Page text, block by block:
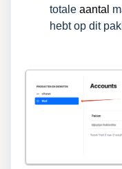
totale aantal
hebt op dit